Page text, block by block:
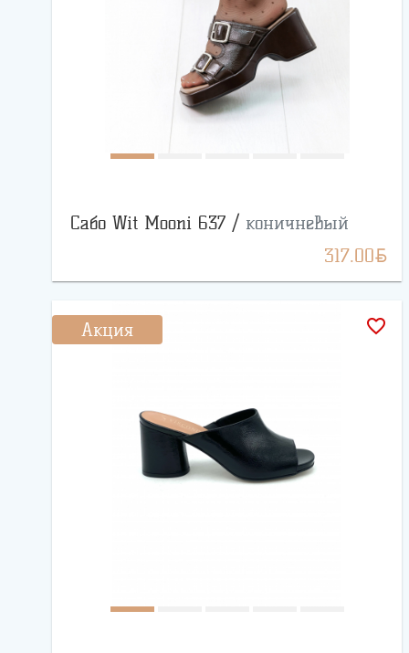
Сабо Wit Mooni 637 / коничневый
317.00BYN
Акция favorite_border